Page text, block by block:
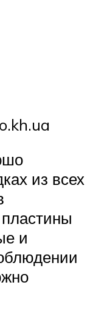
из всех
и